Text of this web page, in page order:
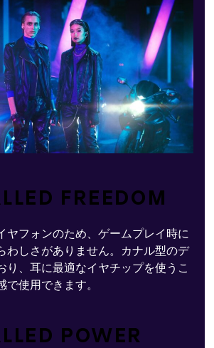
FREEDOM
ヤフォンのため、ゲームプレイ時に
わしさがありません。カナル型のデ
り、耳に最適なイヤチップを使うこ
で使用できます。
POWER